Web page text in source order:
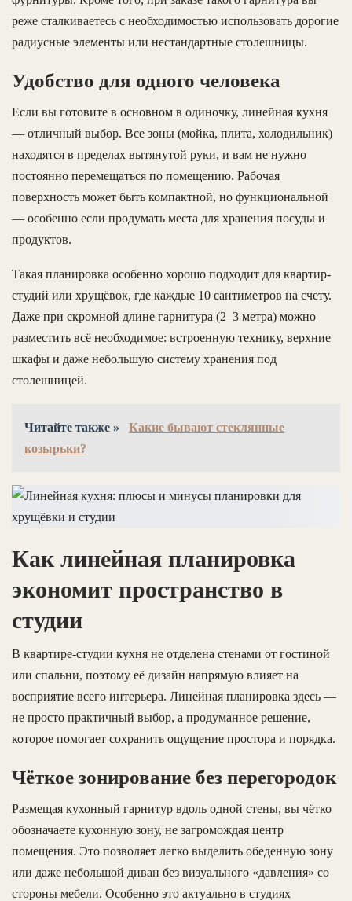
реже сталкиваетесь с необходимостью использовать дорогие
радиусные элементы или нестандартные столешницы.
Удобство для одного человека
Если вы готовите в основном в одиночку, линейная кухня
— отличный выбор. Все зоны (мойка, плита, холодильник)
находятся в пределах вытянутой руки, и вам не нужно
постоянно перемещаться по помещению. Рабочая
поверхность может быть компактной, но функциональной
— особенно если продумать места для хранения посуды и
продуктов.
Такая планировка особенно хорошо подходит для квартир-
студий или хрущёвок, где каждые 10 сантиметров на счету.
Даже при скромной длине гарнитура (2–3 метра) можно
разместить всё необходимое: встроенную технику, верхние
шкафы и даже небольшую систему хранения под
столешницей.
Читайте также »
Какие бывают стеклянные
козырьки?
Как линейная планировка
экономит пространство в
студии
В квартире-студии кухня не отделена стенами от гостиной
или спальни, поэтому её дизайн напрямую влияет на
восприятие всего интерьера. Линейная планировка здесь —
не просто практичный выбор, а продуманное решение,
которое помогает сохранить ощущение простора и порядка.
Чёткое зонирование без перегородок
Размещая кухонный гарнитур вдоль одной стены, вы чётко
обозначаете кухонную зону, не загромождая центр
помещения. Это позволяет легко выделить обеденную зону
или даже небольшой диван без визуального «давления» со
стороны мебели. Особенно это актуально в студиях